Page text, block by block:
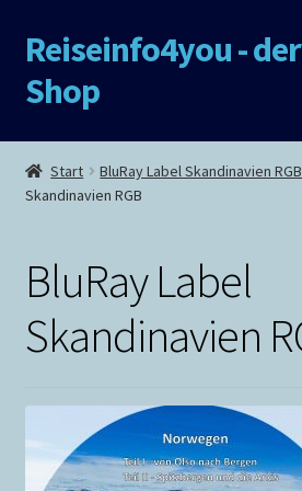
Zur
Navigation
springen
Zum
Inhalt
springen
Reiseinfo4you - der
Shop
Start
AGB und Widerrufsbelehrung
Cookie Policy
Cookie-Richtlinie / Cookie policy
Start BluRay Label Skandinavien RGB
Skandinavien RGB
BluRay Label
Skandinavien